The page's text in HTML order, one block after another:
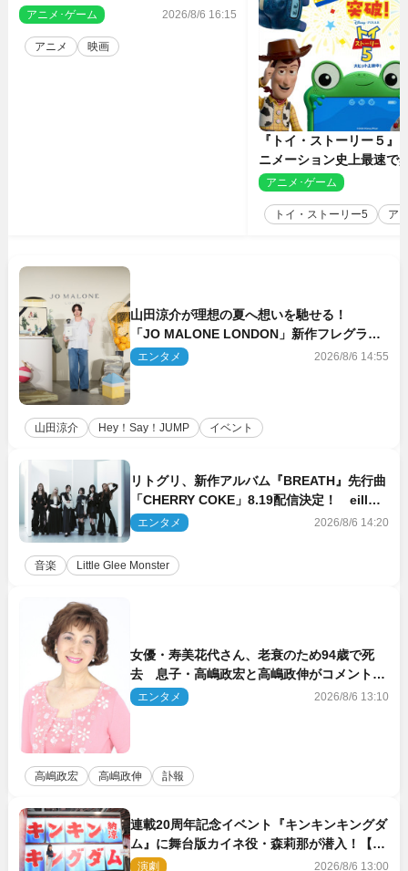
長編アニメ部門で観客賞・金賞受賞！
アニメ･ゲーム 2026/8/6 16:15
アニメ 映画
『トイ・ストーリー５』
ニメーション史上最速で
億円突破 シリーズNo.1
アニメ･ゲーム
トイ・ストーリー5 ア
山田涼介が理想の夏へ想いを馳せる！
「JO MALONE LONDON」新作フレグラン
スを体験
エンタメ 2026/8/6 14:55
山田涼介 Hey！Say！JUMP イベント
リトグリ、新作アルバム『BREATH』先行曲
「CHERRY COKE」8.19配信決定！ eill書
き下ろしのラブソング
エンタメ 2026/8/6 14:20
音楽 Little Glee Monster
女優・寿美花代さん、老衰のため94歳で死
去 息子・高嶋政宏と高嶋政伸がコメント
「いつもユーモアを忘れない明るく優しい母
でした」
エンタメ 2026/8/6 13:10
高嶋政宏 高嶋政伸 訃報
連載20周年記念イベント『キンキンキングダ
ム』に舞台版カイネ役・森莉那が潜入！【密
着レポート】
演劇 2026/8/6 13:00